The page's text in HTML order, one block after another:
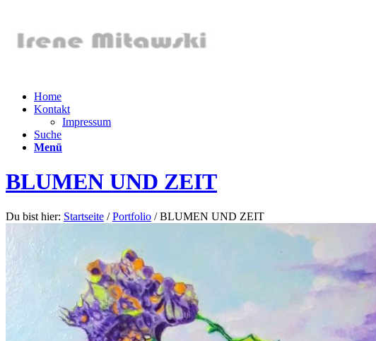
Home
Kontakt
Impressum
Suche
Menü
BLUMEN UND ZEIT
Du bist hier: Startseite / Portfolio / BLUMEN UND ZEIT